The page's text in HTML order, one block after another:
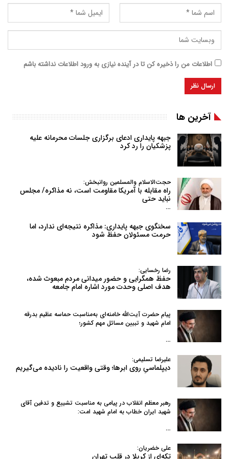
اطلاعات من را ذخیره کن تا در آینده نیازی به ورود اطلاعات نداشته باشم
آخرین ها
جبهه پایداری ادعای برگزاری جلسات محرمانه علیه
پزشکیان را رد کرد
حجت‌الاسلام والمسلمین روانبخش:
راه مقابله با آمریکا مقاومت است، نه مذاکره/ مجلس
نباید حتی
…
سخنگوی جبهه پایداری: مذاکره نتیجه‌ای ندارد، اما
حرمت مسئولان حفظ شود
رضا رخسایی:
حفظ همگرایی و حضور میدانی مردم مبعوث شده،
هدف اصلی وحدت مورد اشاره امام جامعه
پیام حضرت آیت‌الله خامنه‌ای به‌مناسبت حماسه عظیم بدرقه
امام شهید و تبیین مسائل مهم کشور؛
…
علیرضا تسلیمی:
دیپلماسیِ روی ابرها؛ وقتی واقعیت را نادیده می‌گیریم
رهبر معظم انقلاب در پیامی به‌ مناسبت تشییع و تدفین آقای
شهید ایران خطاب به امام شهید امت:
…
علی خضریان:
تکه‌ای از کربلا در قلب تهران